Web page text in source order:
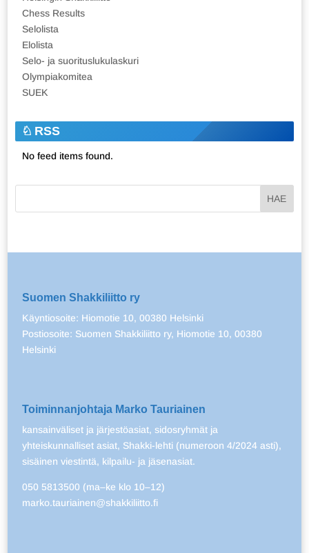
Chess Results
Selolista
Elolista
Selo- ja suorituslukulaskuri
Olympiakomitea
SUEK
RSS
No feed items found.
Suomen Shakkiliitto ry
Käyntiosoite: Hiomotie 10, 00380 Helsinki
Postiosoite: Suomen Shakkiliitto ry, Hiomotie 10, 00380
Helsinki
Toiminnanjohtaja Marko Tauriainen
kansainväliset ja järjestöasiat, sidosryhmät ja
yhteiskunnalliset asiat, Shakki-lehti (numeroon 4/2024 asti),
sisäinen viestintä, kilpailu- ja jäsenasiat.
050 5813500 (ma–ke klo 10–12)
marko.tauriainen@shakkiliitto.fi